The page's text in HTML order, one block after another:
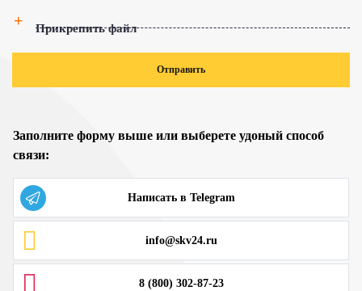
Прикрепить файл
Отправить
Заполните форму выше или выберете удоный способ
связи:
Написать в Telegram
info@skv24.ru
8 (800) 302-87-23